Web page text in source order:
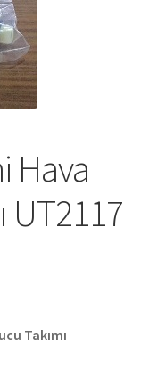
Hava
UT2117
Takımı